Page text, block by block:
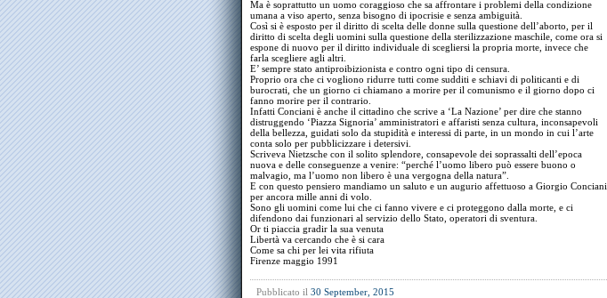
Ma è soprattutto un uomo coraggioso che sa affrontare i problemi della condizione
umana a viso aperto, senza bisogno di ipocrisie e senza ambiguità.
Così si è esposto per il diritto di scelta delle donne sulla questione dell’aborto, per il
diritto di scelta degli uomini sulla questione della sterilizzazione maschile, come ora si
espone di nuovo per il diritto individuale di scegliersi la propria morte, invece che
farla scegliere agli altri.
E’ sempre stato antiproibizionista e contro ogni tipo di censura.
Proprio ora che ci vogliono ridurre tutti come sudditi e schiavi di politicanti e di
burocrati, che un giorno ci chiamano a morire per il comunismo e il giorno dopo ci
fanno morire per il contrario.
Infatti Conciani è anche il cittadino che scrive a ‘La Nazione’ per dire che stanno
distruggendo ‘Piazza Signoria’ amministratori e affaristi senza cultura, inconsapevoli
della bellezza, guidati solo da stupidità e interessi di parte, in un mondo in cui l’arte
conta solo per pubblicizzare i detersivi.
Scriveva Nietzsche con il solito splendore, consapevole dei soprassalti dell’epoca
nuova e delle conseguenze a venire: “perché l’uomo libero può essere buono o
malvagio, ma l’uomo non libero è una vergogna della natura”.
E con questo pensiero mandiamo un saluto e un augurio affettuoso a Giorgio Conciani
per ancora mille anni di volo.
Sono gli uomini come lui che ci fanno vivere e ci proteggono dalla morte, e ci
difendono dai funzionari al servizio dello Stato, operatori di sventura.
Or ti piaccia gradir la sua venuta
Libertà va cercando che è si cara
Come sa chi per lei vita rifiuta
Firenze maggio 1991
Pubblicato il 30 September, 2015